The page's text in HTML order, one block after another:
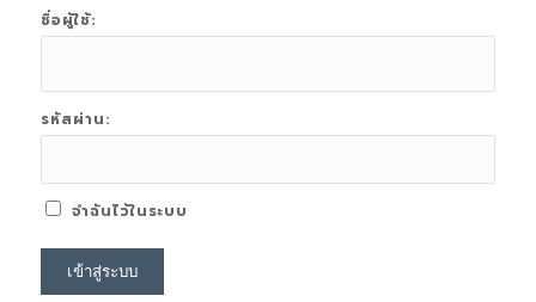
ชื่อผู้ใช้:
รหัสผ่าน:
จำฉันไว้ในระบบ
เข้าสู่ระบบ